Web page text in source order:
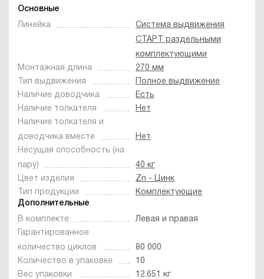
Основные
Линейка
Система выдвижения
СТАРТ раздельными
комплектующими
Монтажная длина
270 мм
Тип выдвижения
Полное выдвижение
Наличие доводчика
Есть
Наличие толкателя
Нет
Наличие толкателя и
доводчика вместе
Нет
Несущая способность (на
пару)
40 кг
Цвет изделия
Zn - Цинк
Тип продукции
Комплектующие
Дополнительные
В комплекте
Левая и правая
Гарантированное
количество циклов
80 000
Количество в упаковке
10
Вес упаковки
12.651 кг